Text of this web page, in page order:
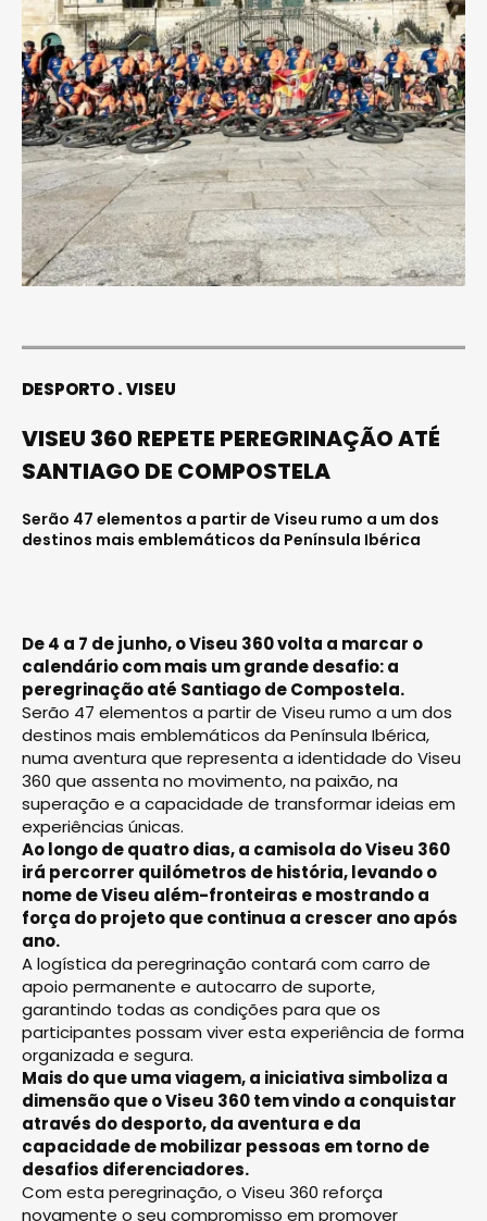
DESPORTO VISEU
VISEU 360 REPETE PEREGRINAÇÃO ATÉ
SANTIAGO DE COMPOSTELA
Serão 47 elementos a partir de Viseu rumo a um dos
destinos mais emblemáticos da Península Ibérica
De 4 a 7 de junho, o Viseu 360 volta a marcar o
calendário com mais um grande desafio: a
peregrinação até Santiago de Compostela.
Serão 47 elementos a partir de Viseu rumo a um dos
destinos mais emblemáticos da Península Ibérica,
numa aventura que representa a identidade do Viseu
360 que assenta no movimento, na paixão, na
superação e a capacidade de transformar ideias em
experiências únicas.
Ao longo de quatro dias, a camisola do Viseu 360
irá percorrer quilómetros de história, levando o
nome de Viseu além-fronteiras e mostrando a
força do projeto que continua a crescer ano após
ano.
A logística da peregrinação contará com carro de
apoio permanente e autocarro de suporte,
garantindo todas as condições para que os
participantes possam viver esta experiência de forma
organizada e segura.
Mais do que uma viagem, a iniciativa simboliza a
dimensão que o Viseu 360 tem vindo a conquistar
através do desporto, da aventura e da
capacidade de mobilizar pessoas em torno de
desafios diferenciadores.
Com esta peregrinação, o Viseu 360 reforça
novamente o seu compromisso em promover